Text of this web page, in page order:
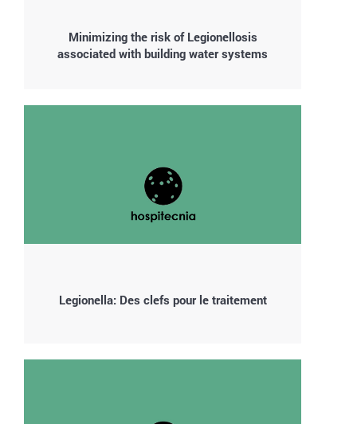
Minimizing the risk of Legionellosis
associated with building water systems
Legionella: Des clefs pour le traitement